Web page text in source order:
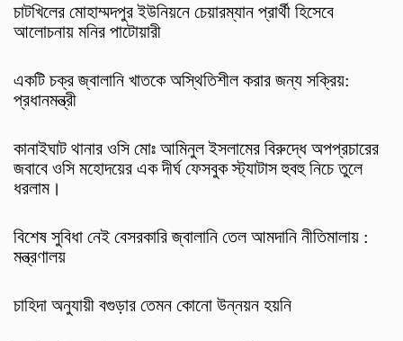
চাটখিলের মোহাম্মদপুর ইউনিয়নে চেয়ারম্যান প্রার্থী হিসেবে
আলোচনায় মনির পাটোয়ারী
একটি চক্র জ্বালানি খাতকে অস্থিতিশীল করার জন্য সক্রিয়:
প্রধানমন্ত্রী
কানাইঘাট থানার ওসি মোঃ আমিনুল ইসলামের বিরুদ্ধে অপপ্রচারের
জবাবে ওসি মহোদয়ের এক দীর্ঘ ফেসবুক স্ট্যাটাস হুবহু নিচে তুলে
ধরলাম।
বিশেষ সুবিধা নেই বেসরকারি জ্বালানি তেল আমদানি নীতিমালায় :
মন্ত্রণালয়
চাহিদা অনুযায়ী বগুড়ার তেমন কোনো উন্নয়ন হয়নি